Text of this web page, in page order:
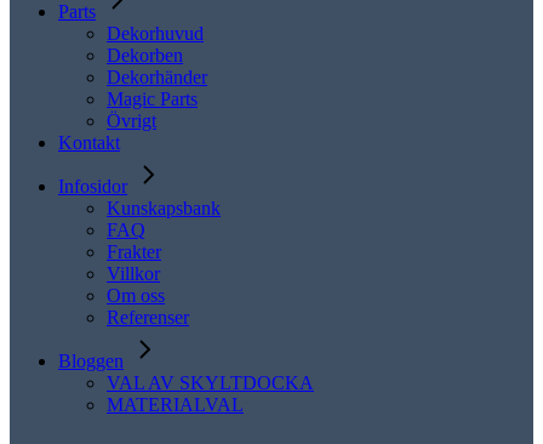
Parts
Dekorhuvud
Dekorben
Dekorhänder
Magic Parts
Övrigt
Kontakt
Infosidor
Kunskapsbank
FAQ
Frakter
Villkor
Om oss
Referenser
Bloggen
VAL AV SKYLTDOCKA
MATERIALVAL